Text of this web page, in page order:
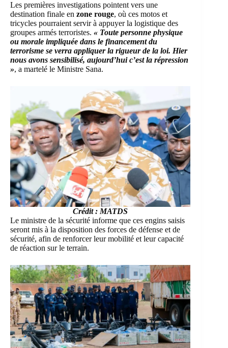
Les premières investigations pointent vers une
destination finale en zone rouge, où ces motos et
tricycles pourraient servir à appuyer la logistique des
groupes armés terroristes. « Toute personne physique
ou morale impliquée dans le financement du
terrorisme se verra appliquer la rigueur de la loi. Hier
nous avons sensibilisé, aujourd’hui c’est la répression
», a martelé le Ministre Sana.
Crédit : MATDS
Le ministre de la sécurité informe que ces engins saisis
seront mis à la disposition des forces de défense et de
sécurité, afin de renforcer leur mobilité et leur capacité
de réaction sur le terrain.